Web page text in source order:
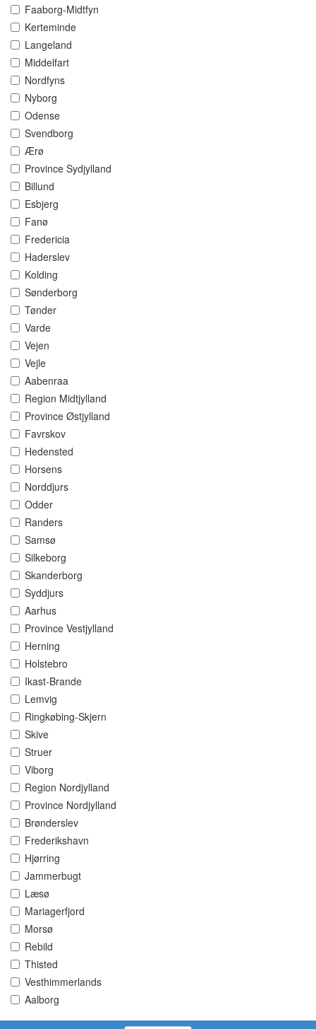
Faaborg-Midtfyn
Kerteminde
Langeland
Middelfart
Nordfyns
Nyborg
Odense
Svendborg
Ærø
Province Sydjylland
Billund
Esbjerg
Fanø
Fredericia
Haderslev
Kolding
Sønderborg
Tønder
Varde
Vejen
Vejle
Aabenraa
Region Midtjylland
Province Østjylland
Favrskov
Hedensted
Horsens
Norddjurs
Odder
Randers
Samsø
Silkeborg
Skanderborg
Syddjurs
Aarhus
Province Vestjylland
Herning
Holstebro
Ikast-Brande
Lemvig
Ringkøbing-Skjern
Skive
Struer
Viborg
Region Nordjylland
Province Nordjylland
Brønderslev
Frederikshavn
Hjørring
Jammerbugt
Læsø
Mariagerfjord
Morsø
Rebild
Thisted
Vesthimmerlands
Aalborg